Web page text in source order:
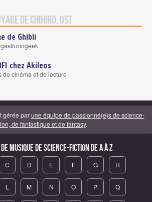
de Chihiro, OST
de Ghibli
chez Akileos
de cinéma et de lecture
gérée parune équipe de passionné(e)s de science-
de fantastique et de fantasy.
Musique de science-fiction de A à Z
C D E F G H
L M N O P Q